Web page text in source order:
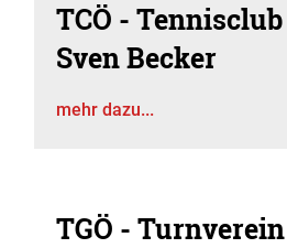
TCÖ -
Sven Becker
mehr dazu...
TGÖ -